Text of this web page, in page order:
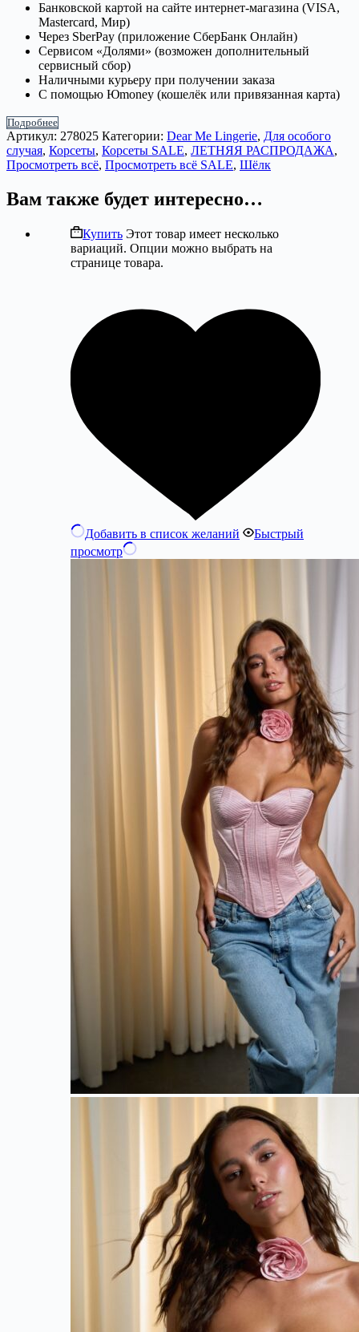
Банковской картой на сайте интернет-магазина (VISA,
Mastercard, Мир)
Через SberPay (приложение СберБанк Онлайн)
Сервисом «Долями» (возможен дополнительный
сервисный сбор)
Наличными курьеру при получении заказа
С помощью Юmoney (кошелёк или привязанная карта)
Подробнее
Артикул: 278025 Категории: Dear Me Lingerie, Для особого
случая, Корсеты, Корсеты SALE, ЛЕТНЯЯ РАСПРОДАЖА,
Просмотреть всё, Просмотреть всё SALE, Шёлк
Вам также будет интересно…
Купить Этот товар имеет несколько
вариаций. Опции можно выбрать на
странице товара.
Добавить в список желаний
Быстрый
просмотр